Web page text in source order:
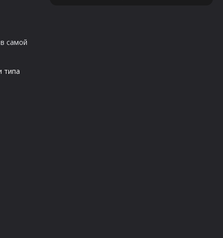
самой
типа